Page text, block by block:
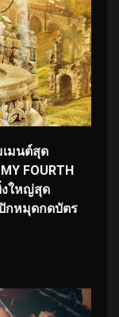
เมนต์สุด
FOURTH
งใหญ่สุด
กหมุดกดบัตร